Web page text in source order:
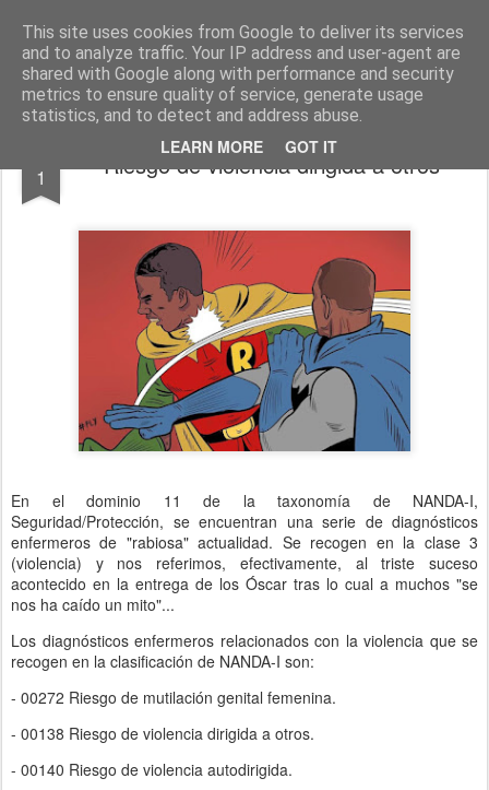
This site uses cookies from Google to deliver its services
and to analyze traffic. Your IP address and user-agent are
shared with Google along with performance and security
metrics to ensure quality of service, generate usage
statistics, and to detect and address abuse.
LEARN MORE GOT IT
El diagnóstico enfermero La Cuidadología es la ciencia del cuidado
Pages
1 Riesgo de violencia dirigida a otros
En el dominio 11 de la taxonomía de NANDA-I,
Seguridad/Protección, se encuentran una serie de diagnósticos
enfermeros de "rabiosa" actualidad. Se recogen en la clase 3
(violencia) y nos referimos, efectivamente, al triste suceso
acontecido en la entrega de los Óscar tras lo cual a muchos "se
nos ha caído un mito"...
Los diagnósticos enfermeros relacionados con la violencia que se
recogen en la clasificación de NANDA-I son:
- 00272 Riesgo de mutilación genital femenina.
- 00138 Riesgo de violencia dirigida a otros.
- 00140 Riesgo de violencia autodirigida.